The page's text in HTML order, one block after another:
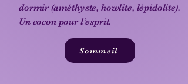
dormir (améthyste, howlite, lépidolite).
Un cocon pour l’esprit.
Sommeil